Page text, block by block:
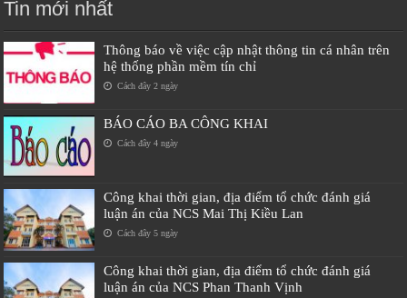
Tin mới nhất
Thông báo về việc cập nhật thông tin cá nhân trên
hệ thống phần mềm tín chỉ
Cách đây 2 ngày
BÁO CÁO BA CÔNG KHAI
Cách đây 4 ngày
Công khai thời gian, địa điểm tổ chức đánh giá
luận án của NCS Mai Thị Kiều Lan
Cách đây 5 ngày
Công khai thời gian, địa điểm tổ chức đánh giá
luận án của NCS Phan Thanh Vịnh